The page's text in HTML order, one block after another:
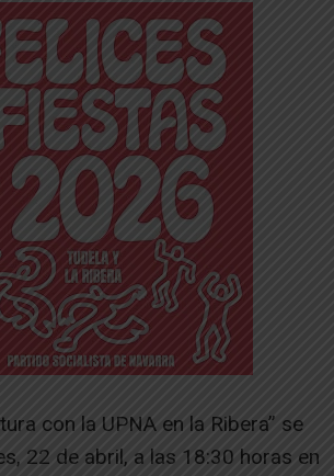
con la UPNA en la Ribera” se
22 de abril, a las 18:30 horas en